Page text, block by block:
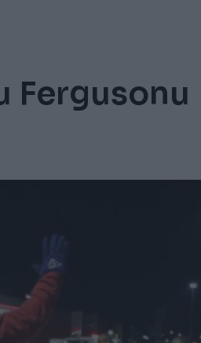
Fergusonu